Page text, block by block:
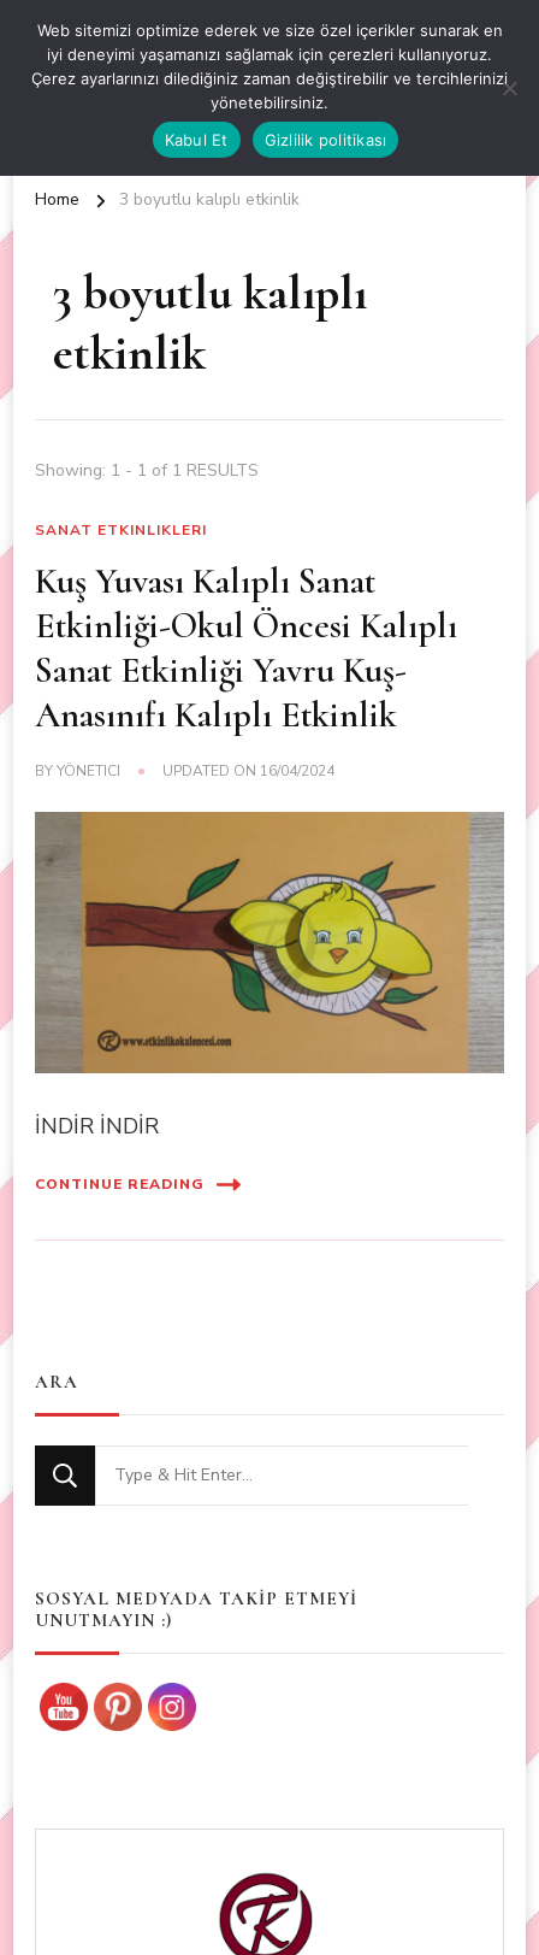
OKUL ÖNCESİ ETKİNLİKLER
EN YENİ VE ÖZGÜN OKUL ÖNCESİ ETKİNLİKLERİ
Home 3 boyutlu kalıplı etkinlik
3 boyutlu kalıplı
etkinlik
Showing: 1 - 1 of 1 RESULTS
SANAT ETKINLIKLERI
Kuş Yuvası Kalıplı Sanat
Etkinliği-Okul Öncesi Kalıplı
Sanat Etkinliği Yavru Kuş-
Anasınıfı Kalıplı Etkinlik
BYYÖNETICI UPDATED ON 16/04/2024
İNDİR İNDİR
CONTINUE READING
ARA
Looking
for
SOSYAL MEDYADA TAKİP ETMEYİ
UNUTMAYIN :)
Web sitemizi optimize ederek ve size özel içerikler sunarak en
iyi deneyimi yaşamanızı sağlamak için çerezleri kullanıyoruz.
Çerez ayarlarınızı dilediğiniz zaman değiştirebilir ve tercihlerinizi
yönetebilirsiniz.
Kabul Et
Gizlilik politikası